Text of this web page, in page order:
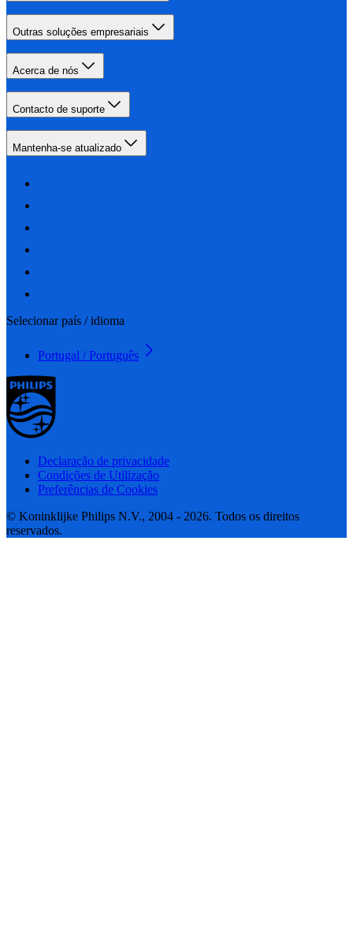
Outras soluções empresariais
Acerca de nós
Contacto de suporte
Mantenha-se atualizado
Selecionar país / idioma
Portugal / Português
Declaração de privacidade
Condições de Utilização
Preferências de Cookies
© Koninklijke Philips N.V., 2004 - 2026. Todos os direitos
reservados.